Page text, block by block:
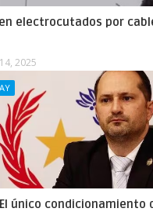
electrocutados por
2025
único condicionamiento